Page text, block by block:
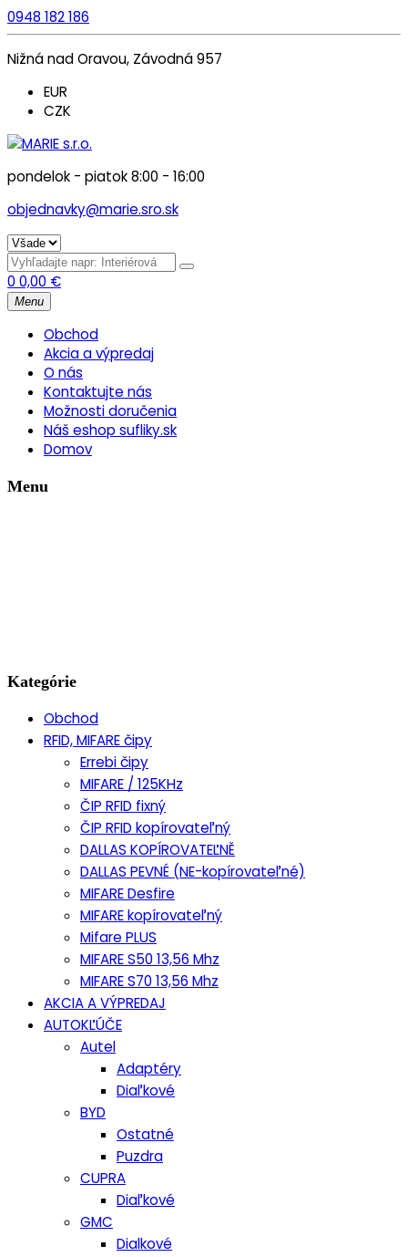
0948 182 186
Nižná nad Oravou, Závodná 957
EUR
CZK
pondelok - piatok 8:00 - 16:00
objednavky@marie.sro.sk
0 0,00 €
Menu
Obchod
Akcia a výpredaj
O nás
Kontaktujte nás
Možnosti doručenia
Náš eshop sufliky.sk
Domov
Menu
Kategórie
Obchod
RFID, MIFARE čipy
Errebi čipy
MIFARE / 125KHz
ČIP RFID fixný
ČIP RFID kopírovateľný
DALLAS KOPÍROVATEĽNĚ
DALLAS PEVNÉ (NE-kopírovateľné)
MIFARE Desfire
MIFARE kopírovateľný
Mifare PLUS
MIFARE S50 13,56 Mhz
MIFARE S70 13,56 Mhz
AKCIA A VÝPREDAJ
AUTOKĽÚČE
Autel
Adaptéry
Diaľkové
BYD
Ostatné
Puzdra
CUPRA
Diaľkové
GMC
Dialkové